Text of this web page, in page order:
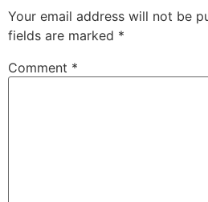
Your email address will not be
fields are marked *
Comment *